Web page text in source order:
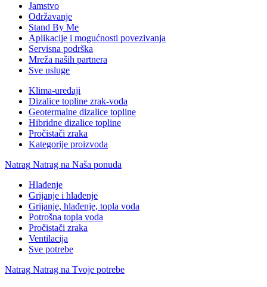
Jamstvo
Održavanje
Stand By Me
Aplikacije i mogućnosti povezivanja
Servisna podrška
Mreža naših partnera
Sve usluge
Klima-uređaji
Dizalice topline zrak-voda
Geotermalne dizalice topline
Hibridne dizalice topline
Pročistači zraka
Kategorije proizvoda
Natrag Natrag na Naša ponuda
Hlađenje
Grijanje i hlađenje
Grijanje, hlađenje, topla voda
Potrošna topla voda
Pročistači zraka
Ventilacija
Sve potrebe
Natrag Natrag na Tvoje potrebe